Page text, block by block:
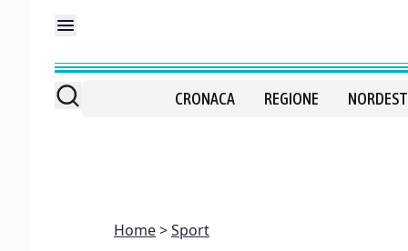
CRONACA REGIONE NORDEST
Home Sport